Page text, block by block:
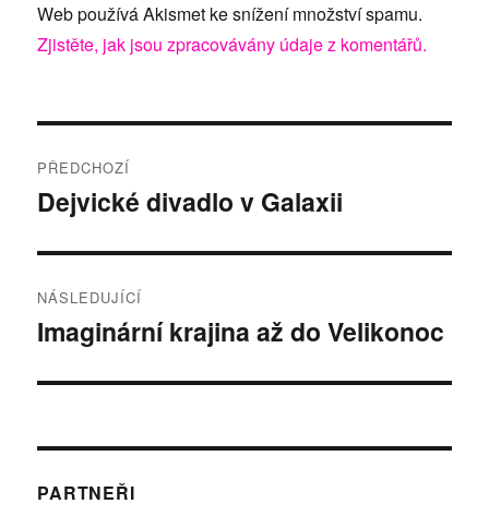
Web používá Akismet ke snížení množství spamu.
Zjistěte, jak jsou zpracovávány údaje z komentářů.
pro
PŘEDCHOZÍ
Předchozí
Dejvické divadlo v Galaxii
NÁSLEDUJÍCÍ
Následující
Imaginární krajina až do Velikonoc
PARTNEŘI